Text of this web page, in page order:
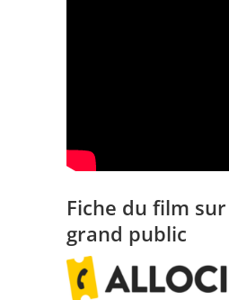
Fiche du film
grand public